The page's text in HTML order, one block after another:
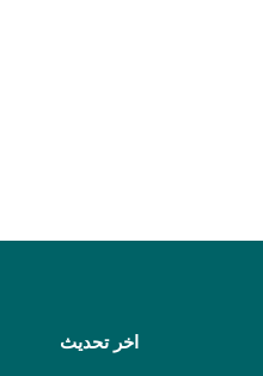
اخر تحديث